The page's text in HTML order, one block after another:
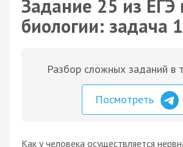
Задание 25 из ЕГЭ
биологии: задача
Разбор сложных заданий в
Посмотреть
Как у человека осуществляется